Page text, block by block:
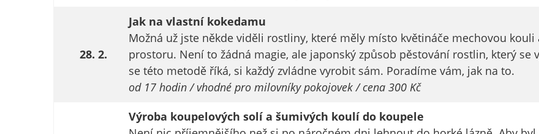
28. 2.
Jak na vlastní kokedamu
Možná už jste někde viděli rostliny, které měly místo květináče mechovou kouli
prostoru. Není to žádná magie, ale japonský způsob pěstování rostlin, který se
se této metodě říká, si každý zvládne vyrobit sám. Poradíme vám, jak na to.
od 17 hodin / vhodné pro milovníky pokojovek / cena 300 Kč
Výroba koupelových solí a šumivých koulí do koupele
cookies
Reklamní cookies
používáme my
nebo naši partneři,